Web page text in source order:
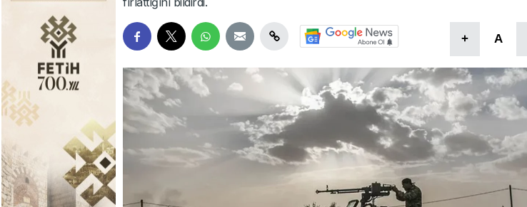
+ A